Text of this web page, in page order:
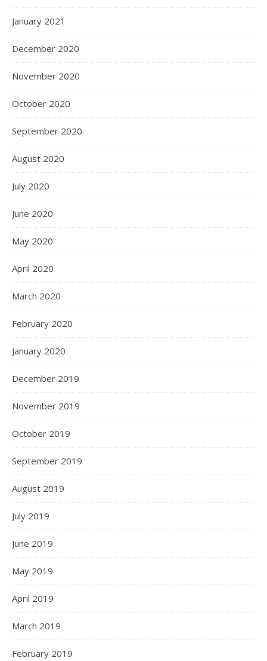
January 2021
December 2020
November 2020
October 2020
September 2020
August 2020
July 2020
June 2020
May 2020
April 2020
March 2020
February 2020
January 2020
December 2019
November 2019
October 2019
September 2019
August 2019
July 2019
June 2019
May 2019
April 2019
March 2019
February 2019